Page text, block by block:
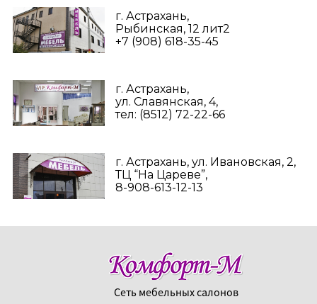
г. Астрахань,
Рыбинская, 12 лит2
+7 (908) 618-35-45‬
г. Астрахань,
ул. Славянская, 4,
тел: (8512) 72-22-66
г. Астрахань, ул. Ивановская, 2,
ТЦ “На Цареве”,
8-908-613-12-13
Сеть мебельных салонов